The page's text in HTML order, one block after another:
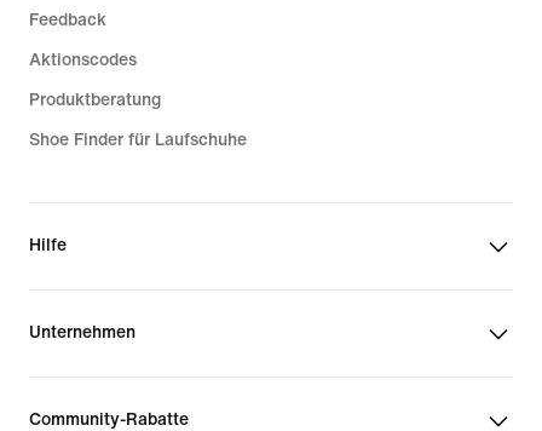
Feedback
Aktionscodes
Produktberatung
Shoe Finder für Laufschuhe
Hilfe
Unternehmen
Community-Rabatte